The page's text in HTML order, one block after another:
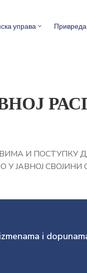
управа Привреда
И ПОСТУПКУ
ЈАВНОЈ
i